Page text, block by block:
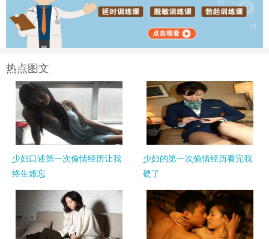
热点图文
少妇口述第一次偷情经历让我
终生难忘
少妇的第一次偷情经历看完我
硬了